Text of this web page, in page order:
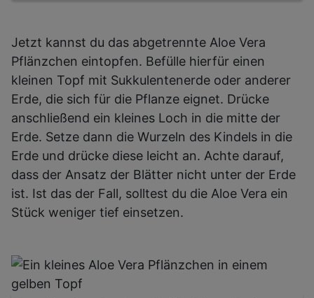
Jetzt kannst du das abgetrennte Aloe Vera
Pflänzchen eintopfen. Befülle hierfür einen
kleinen Topf mit Sukkulentenerde oder anderer
Erde, die sich für die Pflanze eignet. Drücke
anschließend ein kleines Loch in die mitte der
Erde. Setze dann die Wurzeln des Kindels in die
Erde und drücke diese leicht an. Achte darauf,
dass der Ansatz der Blätter nicht unter der Erde
ist. Ist das der Fall, solltest du die Aloe Vera ein
Stück weniger tief einsetzen.